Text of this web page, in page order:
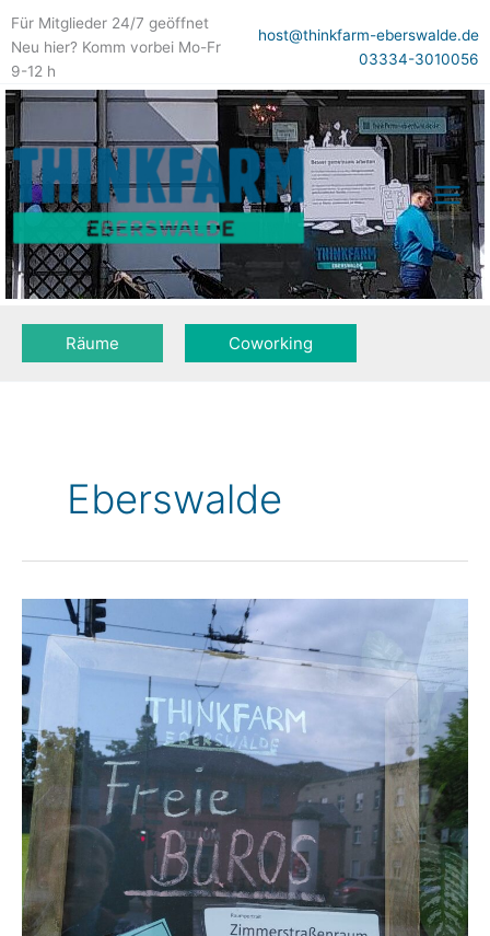
Für Mitglieder 24/7 geöffnet
Neu hier? Komm vorbei Mo-Fr
9-12 h
host@thinkfarm-eberswalde.de
03334-3010056
Räume Coworking
Eberswalde